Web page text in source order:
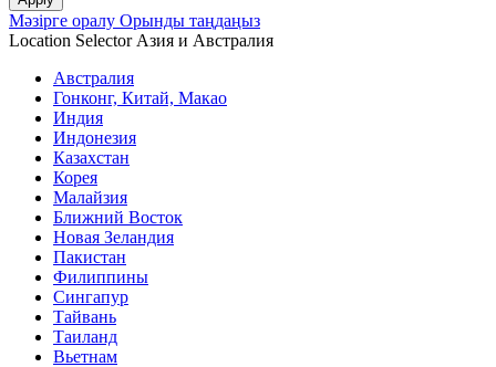
Мәзірге оралу Орынды таңдаңыз
Location Selector Азия и Австралия
Австралия
Гонконг, Китай, Макао
Индия
Индонезия
Казахстан
Корея
Малайзия
Ближний Восток
Новая Зеландия
Пакистан
Филиппины
Сингапур
Тайвань
Таиланд
Вьетнам